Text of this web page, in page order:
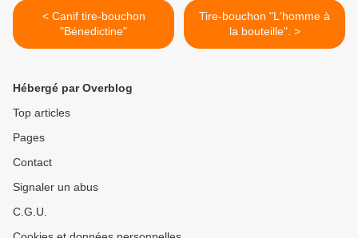
< Canif tire-bouchon
"Bénedictine"
Tire-bouchon "L'homme à
la bouteille". >
Hébergé par Overblog
Top articles
Pages
Contact
Signaler un abus
C.G.U.